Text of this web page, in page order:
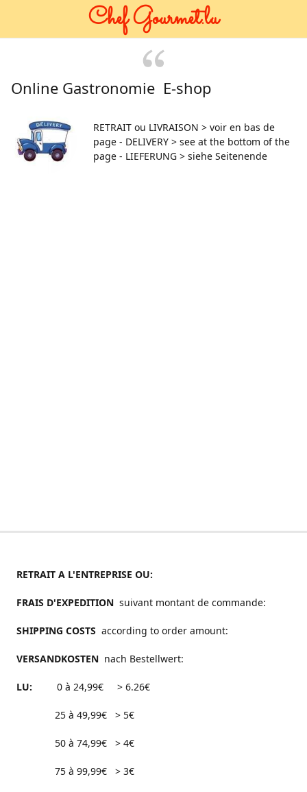
Chef Gourmet.lu
Online Gastronomie E-shop
RETRAIT ou LIVRAISON > voir en bas de
page - DELIVERY > see at the bottom of the
page - LIEFERUNG > siehe Seitenende
RETRAIT A L'ENTREPRISE OU:
FRAIS D'EXPEDITION suivant montant de commande:
SHIPPING COSTS according to order amount:
VERSANDKOSTEN nach Bestellwert:
LU: 0 à 24,99€ > 6.26€
25 à 49,99€ > 5€
50 à 74,99€ > 4€
75 à 99,99€ > 3€